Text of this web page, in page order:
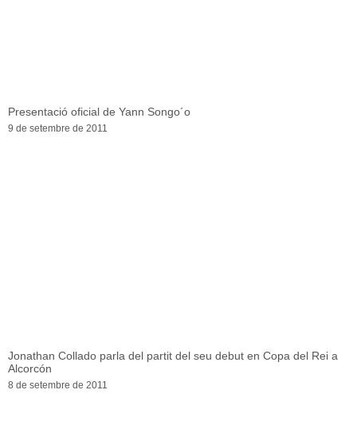
Presentació oficial de Yann Songo´o
9 de setembre de 2011
Jonathan Collado parla del partit del seu debut en Copa del Rei a
Alcorcón
8 de setembre de 2011